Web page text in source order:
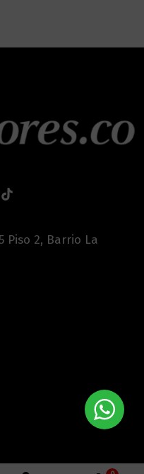
Piso 2, Barrio La